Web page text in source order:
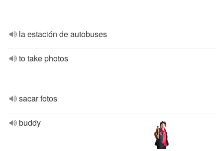
la estación de autobuses
to take photos
sacar fotos
buddy